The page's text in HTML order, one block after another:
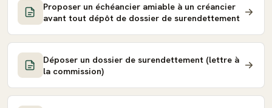
Proposer un échéancier amiable à un créancier
avant tout dépôt de dossier de surendettement
Déposer un dossier de surendettement (lettre à
la commission)